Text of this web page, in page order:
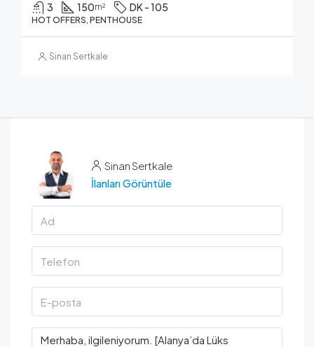
3 150m² DK - 105
HOT OFFERS, PENTHOUSE
Sinan Sertkale
Sinan Sertkale
İlanları Görüntüle